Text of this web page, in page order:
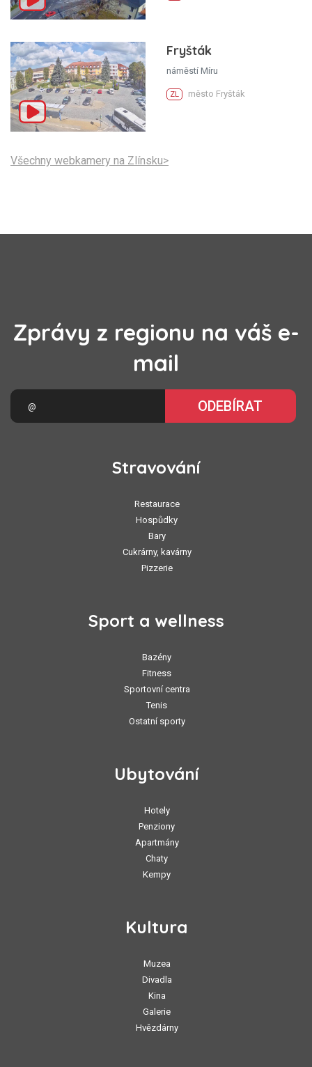
Fryšták
náměstí Míru
ZL město Fryšták
Všechny webkamery na Zlínsku>
Zprávy z regionu na váš e-
mail
ODEBÍRAT
Stravování
Restaurace
Hospůdky
Bary
Cukrárny, kavárny
Pizzerie
Sport a wellness
Bazény
Fitness
Sportovní centra
Tenis
Ostatní sporty
Ubytování
Hotely
Penziony
Apartmány
Chaty
Kempy
Kultura
Muzea
Divadla
Kina
Galerie
Hvězdárny